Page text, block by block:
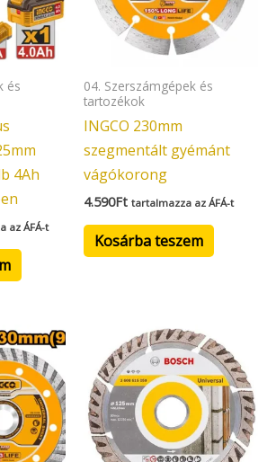
és
4Ah
az ÁFÁ-t
04. Szerszámgépek és
tartozékok
INGCO 230mm
szegmentált gyémánt
vágókorong
4.590Ft tartalmazza az ÁFÁ-t
Kosárba teszem